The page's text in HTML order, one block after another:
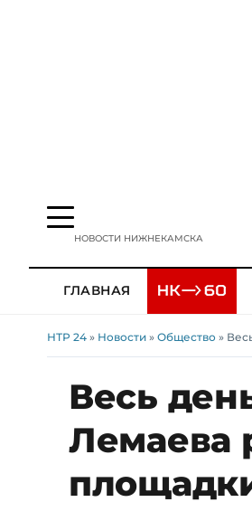
НОВОСТИ НИЖНЕКАМСКА
ГЛАВНАЯ
НТР 24 » Новости » Общество »
Весь
Лемаева